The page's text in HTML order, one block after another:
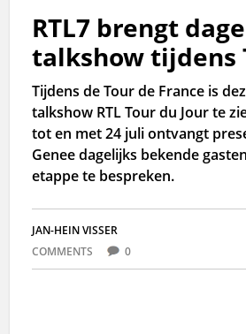
RTL7 brengt
talkshow tijdens
Tijdens de Tour de France is
talkshow RTL Tour du Jour te
tot en met 24 juli ontvangt
Genee dagelijks bekende
etappe te bespreken.
JAN-HEIN VISSER
COMMENTS
0